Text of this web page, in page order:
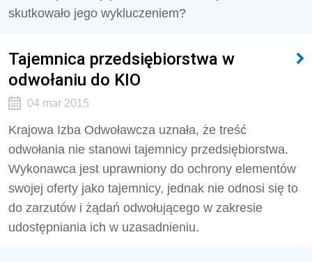
skutkowało jego wykluczeniem?
Tajemnica przedsiębiorstwa w
odwołaniu do KIO
04 mar 2015
Krajowa Izba Odwoławcza uznała, że treść
odwołania nie stanowi tajemnicy przedsiębiorstwa.
Wykonawca jest uprawniony do ochrony elementów
swojej oferty jako tajemnicy, jednak nie odnosi się to
do zarzutów i żądań odwołującego w zakresie
udostępniania ich w uzasadnieniu.